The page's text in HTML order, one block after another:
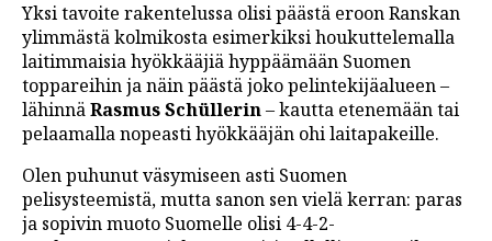
Yksi tavoite rakentelussa olisi päästä eroon Ranskan
ylimmästä kolmikosta esimerkiksi houkuttelemalla
laitimmaisia hyökkääjiä hyppäämään Suomen
toppareihin ja näin päästä joko pelintekijäalueen –
lähinnäRasmus Schüllerin– kautta etenemään tai
pelaamalla nopeasti hyökkääjän ohi laitapakeille.
Olen puhunut väsymiseen asti Suomen
pelisysteemistä, mutta sanon sen vielä kerran: paras
ja sopivin muoto Suomelle olisi 4-4-2-